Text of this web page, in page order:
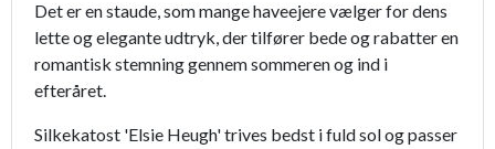
Det er en staude, som mange haveejere vælger for dens
lette og elegante udtryk, der tilfører bede og rabatter en
romantisk stemning gennem sommeren og ind i
efteråret.
Silkekatost 'Elsie Heugh' trives bedst i fuld sol og passer